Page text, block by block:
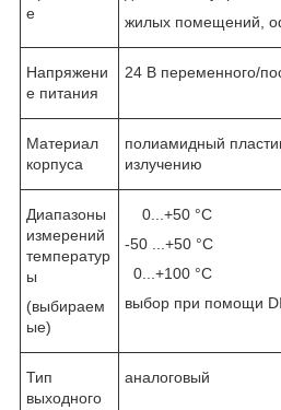
е
жилых помещений,
Напряжени
е питания
24 В переменного/
Материал
корпуса
полиамидный
излучению
Диапазоны
измерений
температур
ы
(выбираем
ые)
0...+50 °C
-50 ...+50 °C
0...+100 °C
выбор при помощи
Тип
выходного
аналоговый